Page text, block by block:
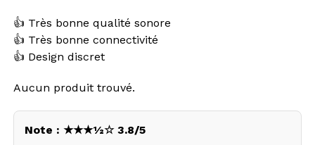
👍 Très bonne qualité sonore
👍 Très bonne connectivité
👍 Design discret
Aucun produit trouvé.
Note : ★★★½☆ 3.8/5